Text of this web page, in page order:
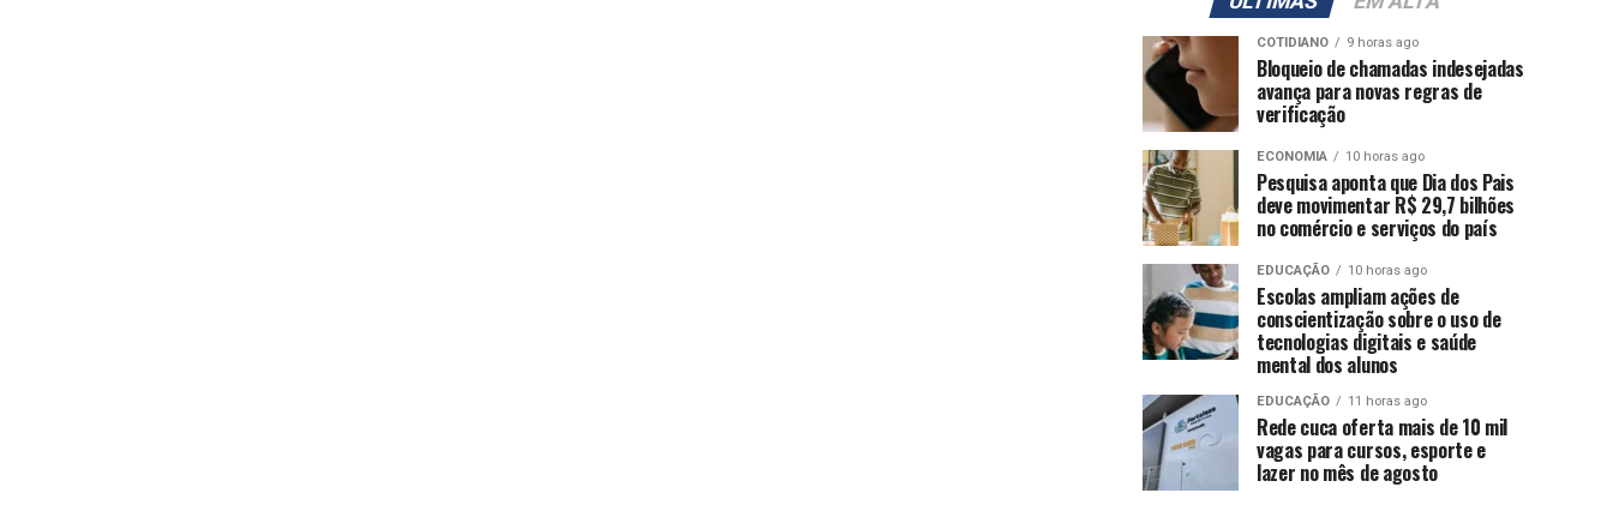
COTIDIANO 9 horas ago
Bloqueio de chamadas indesejadas
avança para novas regras de
verificação
ECONOMIA 10 horas ago
Pesquisa aponta que Dia dos Pais
deve movimentar R$ 29,7 bilhões
no comércio e serviços do país
EDUCAÇÃO 10 horas ago
Escolas ampliam ações de
conscientização sobre o uso de
tecnologias digitais e saúde
mental dos alunos
EDUCAÇÃO 11 horas ago
Rede cuca oferta mais de 10 mil
vagas para cursos, esporte e
lazer no mês de agosto